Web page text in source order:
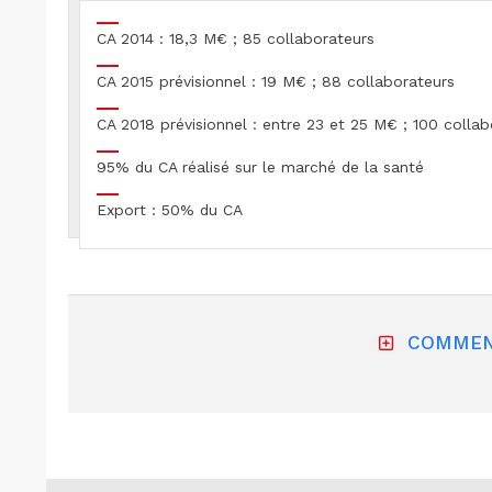
CA 2014 : 18,3 M€ ; 85 collaborateurs
CA 2015 prévisionnel : 19 M€ ; 88 collaborateurs
CA 2018 prévisionnel : entre 23 et 25 M€ ; 100
95% du CA réalisé sur le marché de la santé
Export : 50% du CA